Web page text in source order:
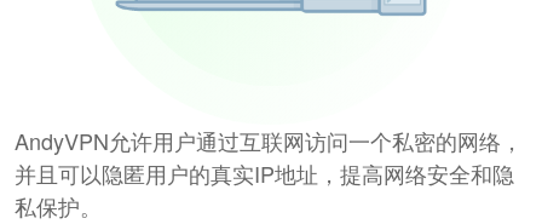
AndyVPN允许用户通过互联网访问一个私密的网络，
并且可以隐匿用户的真实IP地址，提高网络安全和隐
私保护。